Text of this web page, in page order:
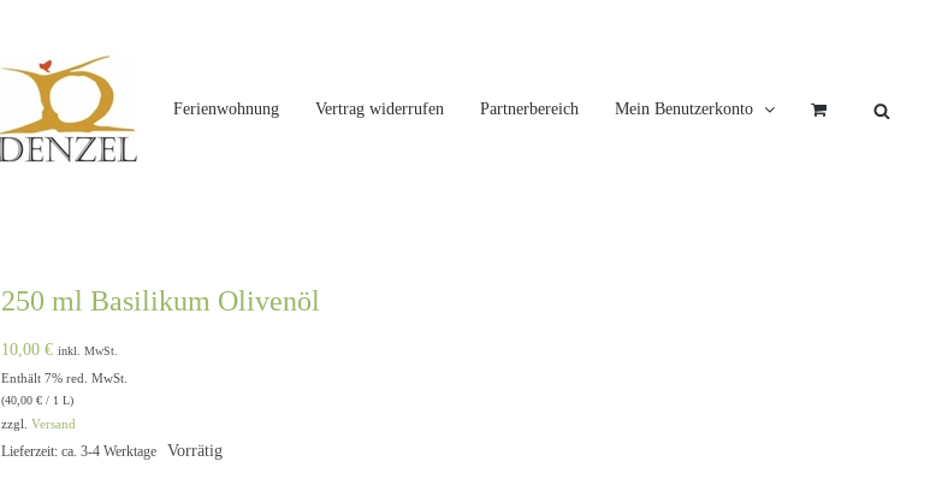
Ferienwohnung Vertrag widerrufen Partnerbereich Mein Benutzerkonto
250 ml Basilikum Olivenöl
10,00 € inkl. MwSt.
Enthält 7% red. MwSt.
(40,00 € / 1 L)
zzgl. Versand
Lieferzeit: ca. 3-4 Werktage Vorrätig